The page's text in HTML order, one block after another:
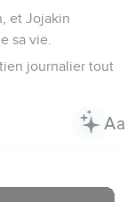
et Jojakin
sa vie.
journalier tout